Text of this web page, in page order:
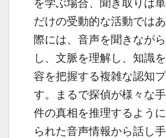
を学ぶ場合、聞き取りは
だけの受動的な活動では
際には、音声を聞きなが
し、文脈を理解し、知識
容を把握する複雑な認知
す。まるで探偵が様々な
件の真相を推理するよう
られた音声情報から話し